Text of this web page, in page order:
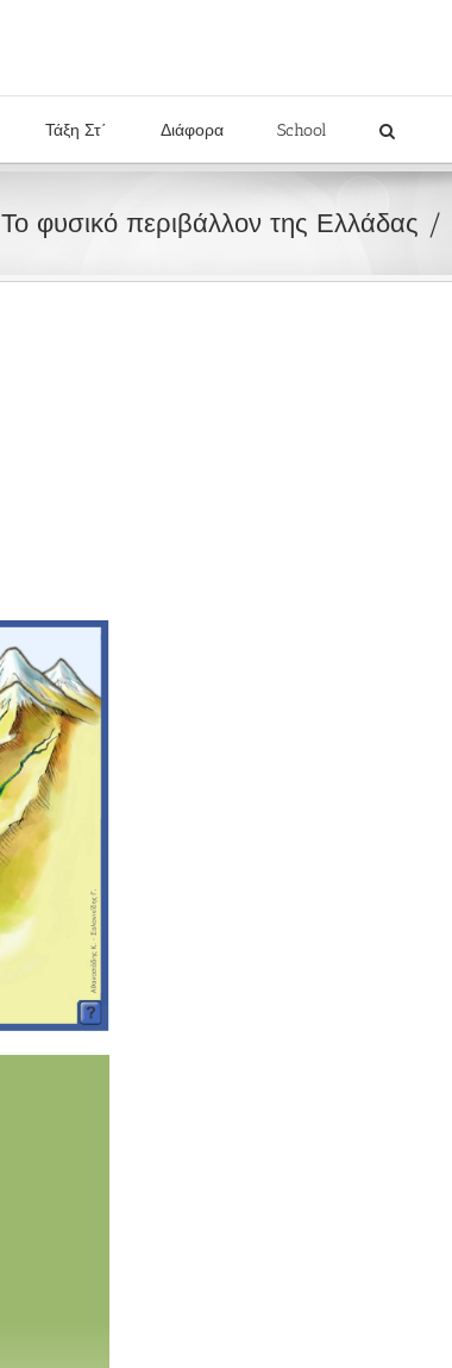
Τάξη Στ΄ Διάφορα School
Το φυσικό περιβάλλον της Ελλάδας